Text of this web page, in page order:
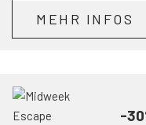
MEHR INFOS
-